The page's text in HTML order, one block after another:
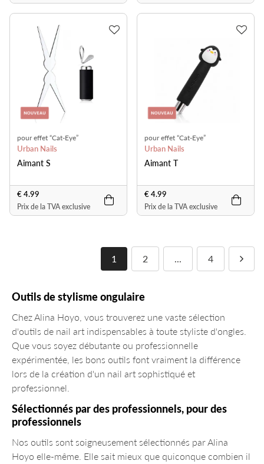
pour effet “Cat-Eye”
Urban Nails
Aimant S
€ 4.99
Prix de la TVA exclusive
pour effet “Cat-Eye”
Urban Nails
Aimant T
€ 4.99
Prix de la TVA exclusive
1 2 ... 4
Outils de stylisme ongulaire
Chez Alina Hoyo, vous trouverez une vaste sélection
d'outils de nail art indispensables à toute styliste d'ongles.
Que vous soyez débutante ou professionnelle
expérimentée, les bons outils font vraiment la différence
lors de la création d'un nail art sophistiqué et
professionnel.
Sélectionnés par des professionnels, pour des
professionnels
Nos outils sont soigneusement sélectionnés par Alina
Hoyo elle-même. Elle sait mieux que quiconque combien il